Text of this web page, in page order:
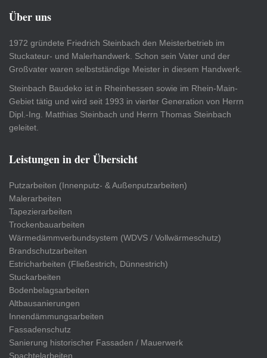
Über uns
1972 gründete Friedrich Steinbach den Meisterbetrieb im
Stuckateur- und Malerhandwerk. Schon sein Vater und der
Großvater waren selbstständige Meister in diesem Handwerk.
Steinbach Baudeko ist in Rheinhessen sowie im Rhein-Main-
Gebiet tätig und wird seit 1993 in vierter Generation von Herrn
Dipl.-Ing. Matthias Steinbach und Herrn Thomas Steinbach
geleitet.
Leistungen in der Übersicht
Putzarbeiten (Innenputz- & Außenputzarbeiten)
Malerarbeiten
Tapezierarbeiten
Trockenbauarbeiten
Wärmedämmverbundsystem (WDVS / Vollwärmeschutz)
Brandschutzarbeiten
Estricharbeiten (Fließestrich, Dünnestrich)
Stuckarbeiten
Bodenbelagsarbeiten
Altbausanierungen
Innendämmungsarbeiten
Fassadenschutz
Sanierung historischer Fassaden / Mauerwerk
Spachtelarbeiten